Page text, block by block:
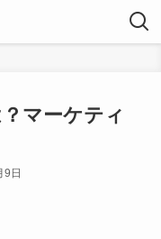
マーケティ
9日